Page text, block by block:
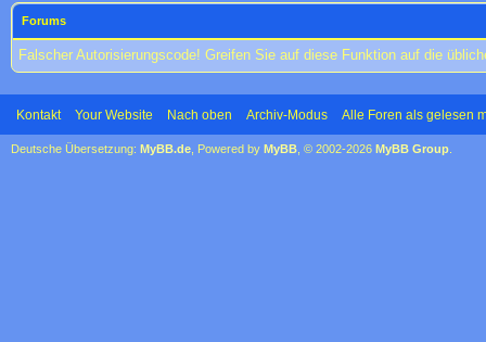
Forums
Falscher Autorisierungscode! Greifen Sie auf diese Funktion auf die
Kontakt Your Website Nach oben Archiv-Modus Alle Foren als gelesen
Deutsche Übersetzung: MyBB.de , Powered by MyBB , © 2002-2026 MyBB Group